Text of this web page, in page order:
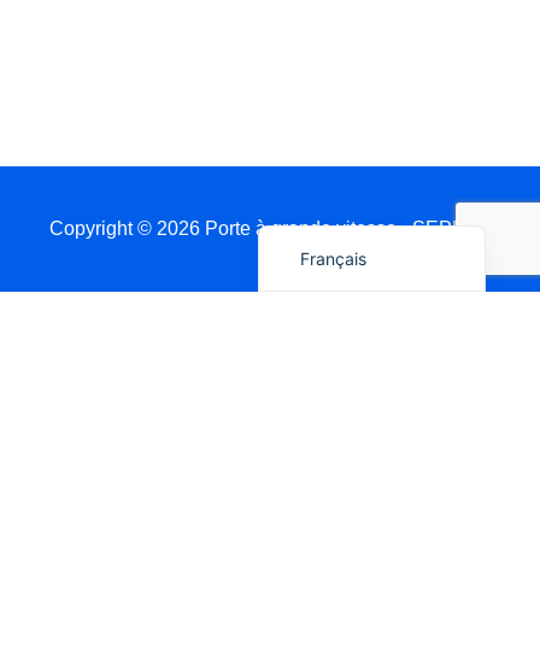
Copyright © 2026 Porte à grande vitesse - SEPPES
Français
English